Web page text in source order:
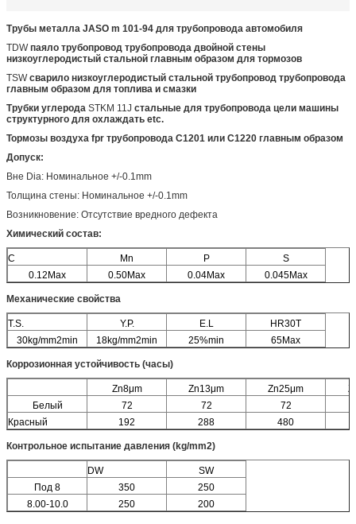
Трубы металла JASO m 101-94 для трубопровода автомобиля
TDWпаяло трубопровод трубопровода двойной стены
низкоуглеродистый стальной главным образом для тормозов
TSWсварило низкоуглеродистый стальной трубопровод трубопровода
главным образом для топлива и смазки
Трубки углерода STKM 11J стальные для трубопровода цели машины
структурного для охлаждать etc.
Тормозы воздуха fpr трубопровода C1201 или C1220 главным образом
Допуск:
Вне Dia: Номинальное +/-0.1mm
Толщина стены: Номинальное +/-0.1mm
Возникновение: Отсутствие вредного дефекта
Химический состав:
C Mn P
S
0.12Max
0.50Max 0.04Max 0.045Max
Механические свойства
T.S. Y.P. E.L
HR30T
30kg/mm2min
18kg/mm2min 25%min 65Max
Коррозионная устойчивость (часы)
Zn8μm Zn13μm Zn25μm
Белый
72 72
72
Красный
192 288 480
Контрольное испытание давления (kg/mm2)
DW
SW
Под 8
350
250
8.00-10.0
250 200